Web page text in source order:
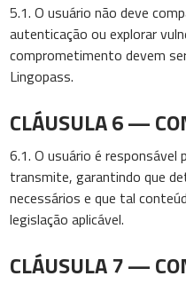
5.1. O usuário não deve
autenticação ou explorar
comprometimento devem
Lingopass.
CLÁUSULA 6 —
6.1. O usuário é responsável
transmite, garantindo que
necessários e que tal
legislação aplicável.
CLÁUSULA 7 —